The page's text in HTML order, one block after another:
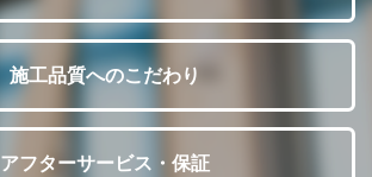
施工品質へのこだわり
アフターサービス・保証